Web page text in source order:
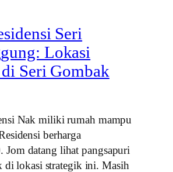
Seri
Lokasi
Seri Gombak
Nak miliki rumah mampu
berharga
datang lihat pangsapuri
di lokasi strategik ini. Masih